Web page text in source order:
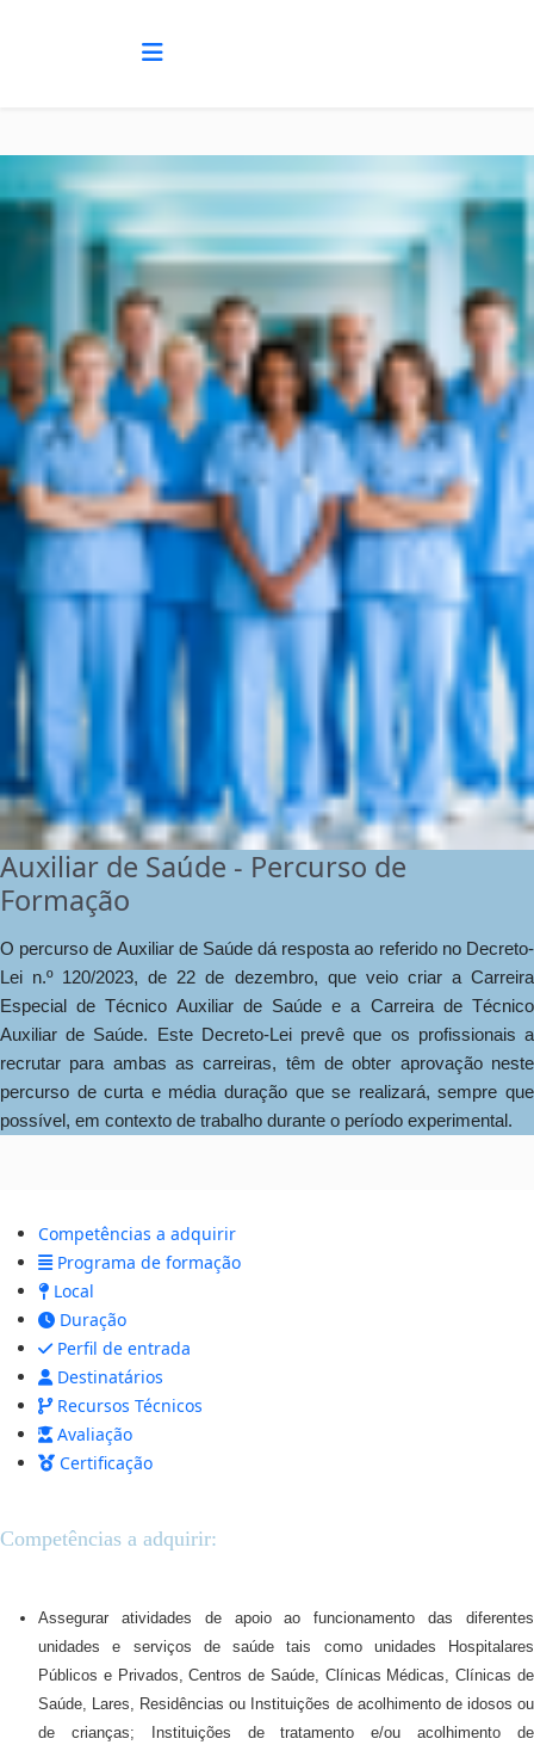
Auxiliar de Saúde - Percurso de
Formação
O percurso de Auxiliar de Saúde dá resposta ao referido no Decreto-
Lei n.º 120/2023, de 22 de dezembro, que veio criar a Carreira
Especial de Técnico Auxiliar de Saúde e a Carreira de Técnico
Auxiliar de Saúde. Este Decreto-Lei prevê que os profissionais a
recrutar para ambas as carreiras, têm de obter aprovação neste
percurso de curta e média duração que se realizará, sempre que
possível, em contexto de trabalho durante o período experimental.
Competências a adquirir
Programa de formação
Local
Duração
Perfil de entrada
Destinatários
Recursos Técnicos
Avaliação
Certificação
Competências a adquirir:
Assegurar atividades de apoio ao funcionamento das diferentes
unidades e serviços de saúde tais como unidades Hospitalares
Públicos e Privados, Centros de Saúde, Clínicas Médicas, Clínicas de
Saúde, Lares, Residências ou Instituições de acolhimento de idosos ou
de crianças; Instituições de tratamento e/ou acolhimento de